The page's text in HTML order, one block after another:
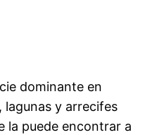
dominante en
lagunas y arrecifes
la puede encontrar a